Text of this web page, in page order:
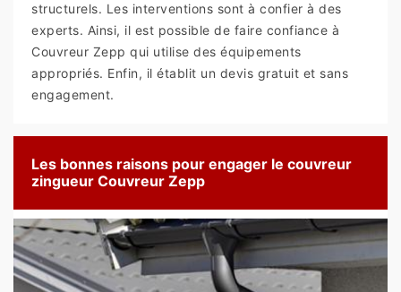
structurels. Les interventions sont à confier à des
experts. Ainsi, il est possible de faire confiance à
Couvreur Zepp qui utilise des équipements
appropriés. Enfin, il établit un devis gratuit et sans
engagement.
Les bonnes raisons pour engager le couvreur
zingueur Couvreur Zepp